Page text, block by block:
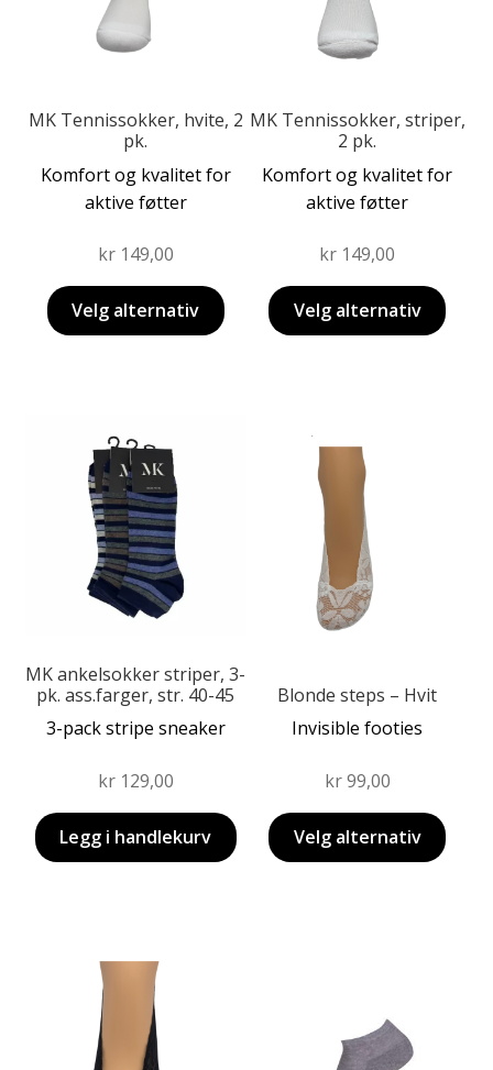
MK Tennissokker, hvite, 2
pk.
Komfort og kvalitet for
aktive føtter
kr149,00
Velg alternativ
Alternativene
kan
produktsiden MK Tennissokker, striper,
2 pk.
Komfort og kvalitet for
aktive føtter
kr 149,00
Velg alternativ
Alternativene
kan
velges
produktsiden
MK ankelsokker striper, 3-
pk. ass.farger, str. 40-45
3-pack stripe sneaker
kr129,00
Legg i handlekurv
Blonde steps – Hvit
Invisible footies
kr99,00
Velg alternativ
Dette
produktet
har
flere
varianter.
Alternativene
kan
produktsiden
Dette
produktet
har
flere
flere
varianter.